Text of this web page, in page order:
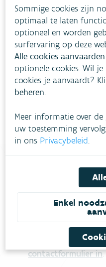
BEDRIJVEN
BEHEER WATERLOPEN
KWALITEIT WATERLOPEN
Heb je vragen?
Bekijk het overzicht
Niet gevonden wat
contactformulier in.
Sommige cookies zijn
optimaal te laten
optioneel en worden
surfervaring op deze
Alle cookies aanvaarden
optionele cookies. Wil je
cookies je aanvaardt?
beheren.
Meer informatie over
uw toestemming
in ons Privacybeleid.
Enkel